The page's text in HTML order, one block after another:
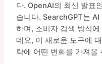
다. OpenAI의 최신 발표
습니다. SearchGPT는
하며, 소비자 검색 방식
데요, 이 새로운 도구에
략에 어떤 변화를 가져올